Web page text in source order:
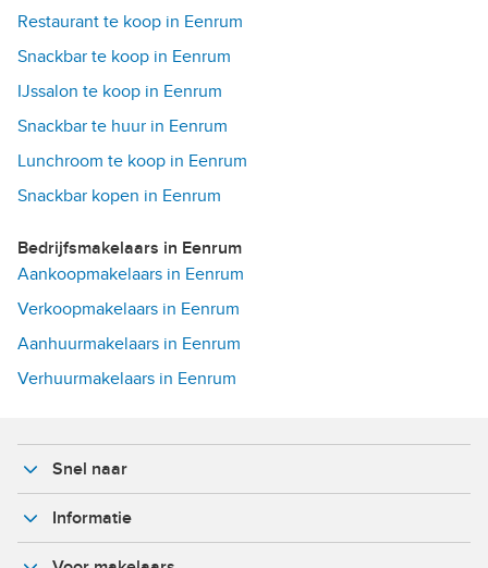
Restaurant te koop in Eenrum
Snackbar te koop in Eenrum
IJssalon te koop in Eenrum
Snackbar te huur in Eenrum
Lunchroom te koop in Eenrum
Snackbar kopen in Eenrum
Bedrijfsmakelaars in Eenrum
Aankoopmakelaars in Eenrum
Verkoopmakelaars in Eenrum
Aanhuurmakelaars in Eenrum
Verhuurmakelaars in Eenrum
Snel naar
Informatie